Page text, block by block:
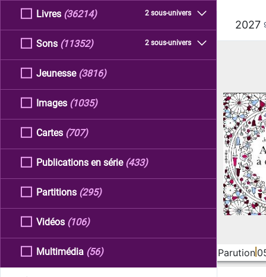
Livres 2 sous-univers
(36214)
Sons 2 sous-univers
(11352)
Jeunesse (3816)
Images (1035)
Cartes (707)
Publications en série (433)
Partitions (295)
Vidéos (106)
Multimédia (56)
2027
Parution